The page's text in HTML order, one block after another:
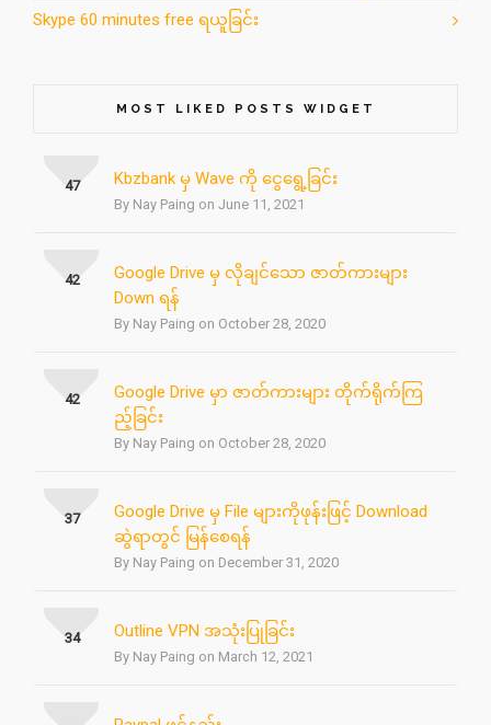
Skype 60 minutes free ရယူခြင်း
MOST LIKED POSTS WIDGET
Kbzbank မှ Wave ကို ငွေရွေ့ခြင်း
By Nay Paing on June 11, 2021
47
Google Drive မှ လိုချင်သော ဇာတ်ကားများ
Down ရန်
By Nay Paing on October 28, 2020
42
Google Drive မှာ ဇာတ်ကားများ တိုက်ရိုက်ကြ
ည့်ခြင်း
By Nay Paing on October 28, 2020
42
Google Drive မှ File များကိုဖုန်းဖြင့် Download
ဆွဲရာတွင် မြန်စေရန်
By Nay Paing on December 31, 2020
37
Outline VPN အသုံးပြုခြင်း
By Nay Paing on March 12, 2021
34